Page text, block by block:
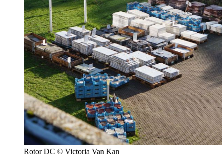
Rotor DC © Victoria Van Kan